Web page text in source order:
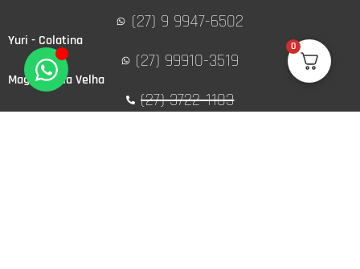
(27) 9 9947-6502
Yuri - Colatina
(27) 99910-3519
Magno - Vila Velha
(27) 3722-1103
0